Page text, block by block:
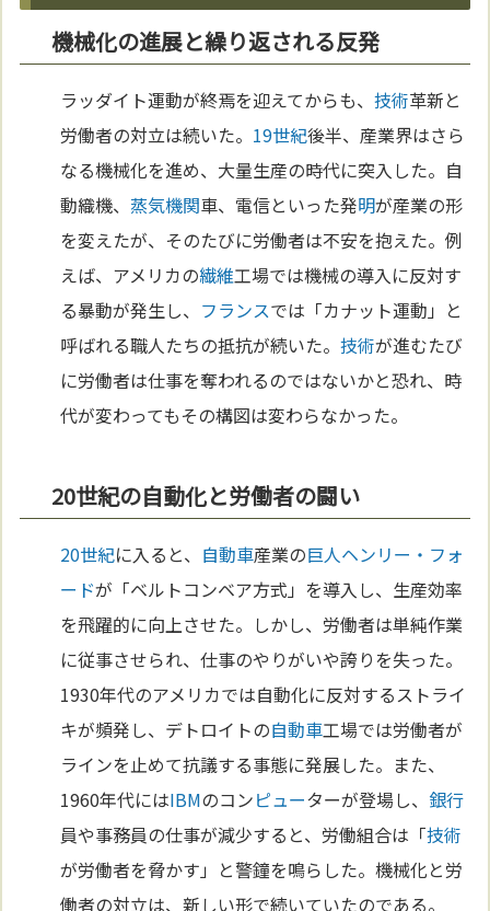
機械化の進展と繰り返される反発
ラッダイト運動が終焉を迎えてからも、技術革新と
労働者の対立は続いた。 19世紀後半、産業界はさら
なる機械化を進め、大量生産の時代に突入した。自
動織機、 蒸気機関車、電信といった発明が産業の形
を変えたが、そのたびに労働者は不安を抱えた。例
えば、アメリカの繊維工場では機械の導入に反対す
る暴動が発生し、 フランスでは「カナット運動」と
呼ばれる職人たちの抵抗が続いた。技術が進むたび
に労働者は仕事を奪われるのではないかと恐れ、時
代が変わってもその構図は変わらなかった。
20世紀の自動化と労働者の闘い
20世紀に入ると、 自動車産業の巨人ヘンリー・フォ
ードが「ベルトコンベア方式」を導入し、生産効率
を飛躍的に向上させた。しかし、労働者は単純作業
に従事させられ、仕事のやりがいや誇りを失った。
1930年代のアメリカでは自動化に反対するストライ
キが頻発し、デトロイトの自動車工場では労働者が
ラインを止めて抗議する事態に発展した。また、
1960年代にはIBMのコンピューターが登場し、 銀行
員や事務員の仕事が減少すると、労働組合は「技術
が労働者を脅かす」と警鐘を鳴らした。機械化と労
働者の対立は、新しい形で続いていたのである。